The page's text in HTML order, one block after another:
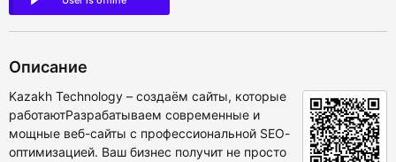
Описание
Kazakh Technology – создаём сайты, которые
работаютРазрабатываем современные и
мощные веб-сайты с профессиональной SEO-
оптимизацией. Ваш бизнес получит не просто